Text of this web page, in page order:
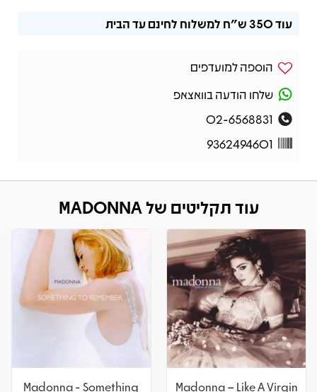
עוד350 ש"ח למשלוח לחינם עד הבית
הוספה למועדפים
שלחו הודעה בוואצאפ
02-6568831
9362494601
עוד תקליטים של MADONNA
Madonna – Like A Virgin
Madonna - Something